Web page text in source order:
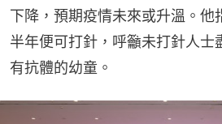
下降，預期疫情未來或升溫。他
半年便可打針，呼籲未打針人士
有抗體的幼童。